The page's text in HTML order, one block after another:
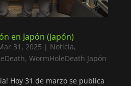
en Japón (Japón)
31, 2025 | Noticia,
, WormHoleDeath Japón
Hoy 31 de marzo se publica